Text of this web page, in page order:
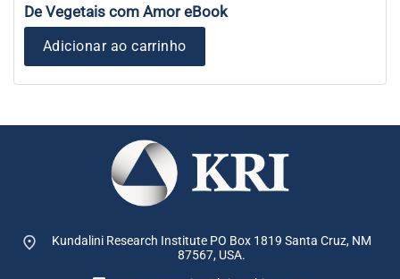
De Vegetais com Amor eBook
Adicionar ao carrinho
Kundalini Research Institute PO Box 1819 Santa Cruz, NM
87567, USA.